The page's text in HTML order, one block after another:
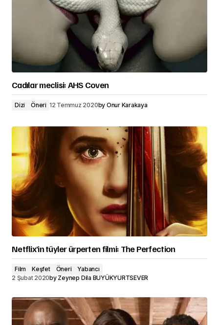
Cadılar meclisi: AHS Coven
Dizi Öneri 12 Temmuz 2020by Onur Karakaya
Netflix’in tüyler ürperten filmi: The Perfection
Film Keşfet Öneri
Yabancı
2 Şubat 2020by Zeynep Dila BÜYÜKYURTSEVER